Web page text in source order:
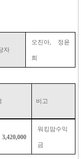
자
오진아, 정윤
희
비고
3,420,000
워킹맘수익
금